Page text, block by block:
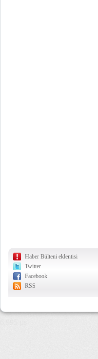
Haber Bülteni eklentisi
Twitter
Facebook
RSS